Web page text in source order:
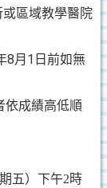
或區域教學醫院
8月 1 日 前如無
依成績高低順
期五）下午2時